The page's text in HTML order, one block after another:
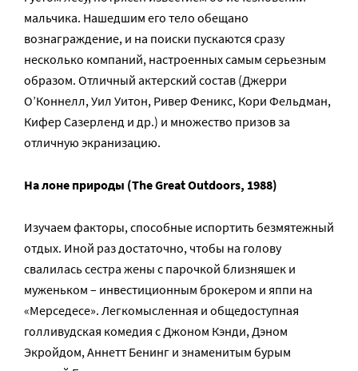
мальчика. Нашедшим его тело обещано
вознаграждение, и на поиски пускаются сразу
несколько компаний, настроенных самым серьезным
образом. Отличный актерский состав (Джерри
О’Коннелл, Уил Уитон, Ривер Феникс, Кори Фельдман,
Кифер Сазерленд и др.) и множество призов за
отличную экранизацию.
На лоне природы (The Great Outdoors, 1988)
Изучаем факторы, способные испортить безмятежный
отдых. Иной раз достаточно, чтобы на голову
свалилась сестра жены с парочкой близняшек и
муженьком – инвестиционным брокером и яппи на
«Мерседесе». Легкомысленная и общедоступная
голливудская комедия с Джоном Кэнди, Дэном
Экройдом, Аннетт Бенинг и знаменитым бурым